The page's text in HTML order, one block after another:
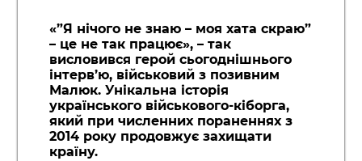
«”Я нічого не знаю – моя хата скраю”
– це не так працює», – так
висловився герой сьогоднішнього
інтерв’ю, військовий з позивним
Малюк. Унікальна історія
українського військового-кіборга,
який при численних пораненнях з
2014 року продовжує захищати
країну.